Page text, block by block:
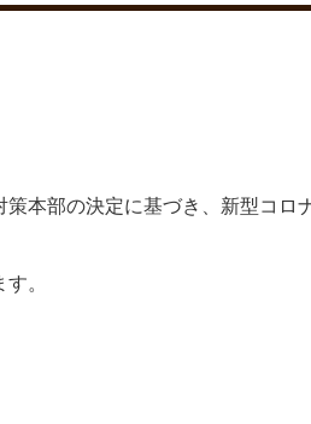
本部の決定に基づき、新型コロ
。